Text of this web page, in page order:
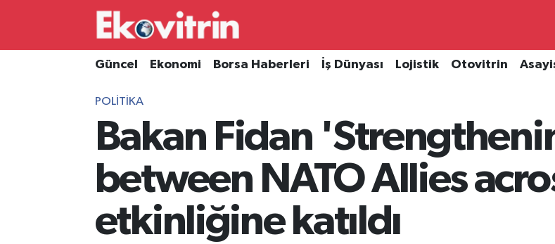
Güncel Ekonomi Borsa Haberleri İş Dünyası Lojistik Otovitrin
POLITIKA
Bakan Fidan
between NATO Allies
etkinliğine katıldı
Güncel
Borsa Haberleri
Hava Durumu
Süper Lig Puan Durumu ve Fikstür
Tüm Manşetler
Son Dakika Haberleri
Haber Arşivi